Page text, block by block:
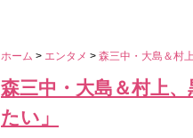
ホーム > エンタメ > 森三中・大島＆村
森三中・大島＆村上
たい」